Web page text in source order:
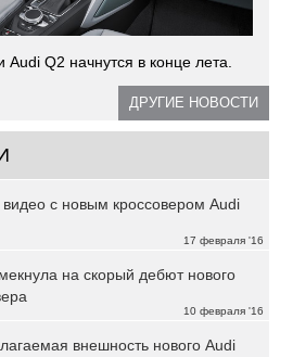
Q2 начнутся в конце лета.
ДРУГИЕ НОВОСТИ
17 февраля '16
с новым кроссовером Audi
10 февраля '16
на скорый дебют нового
внешность нового Audi